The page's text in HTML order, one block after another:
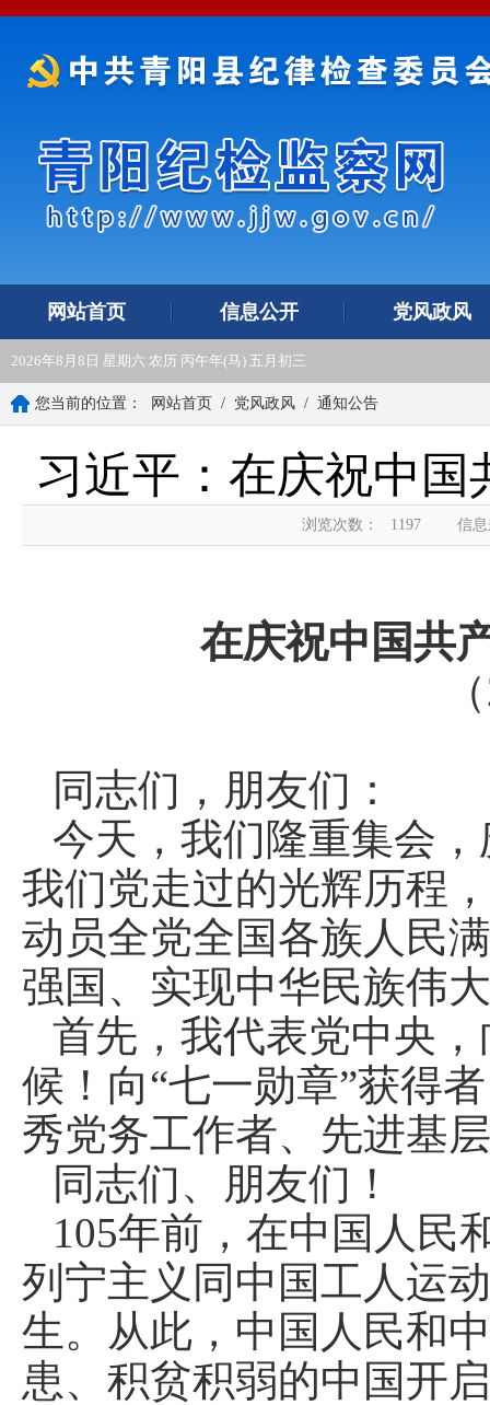
网站首页 信息公开 党风政风
2026年8月8日 星期六 农历 丙午年(马) 五月初三
您当前的位置： 网站首页 / 党风政风 / 通知公告
习近平：在庆祝中国
浏览次数： 1197 信
在庆祝中国共
同志们，朋友们：
今天，我们隆重集会
我们党走过的光辉历程
动员全党全国各族人民
强国、实现中华民族伟
首先，我代表党中央
候！向“七一勋章”获得
秀党务工作者、先进基
同志们、朋友们！
105年前，在中国人民
列宁主义同中国工人运
生。从此，中国人民和
患、积贫积弱的中国开